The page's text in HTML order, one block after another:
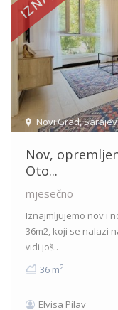
Novi Grad,
Nov,
Oto...
mjesečno
Iznajmljujemo nov i
36m2, koji se nalazi
vidi još..
36 m2
Elvisa Pilav